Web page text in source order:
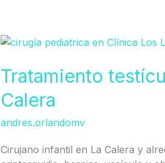
Tratamiento
Calera
andres.orlandomv
Cirujano infantil en La Calera y
Tratamiento
no
descendido
en